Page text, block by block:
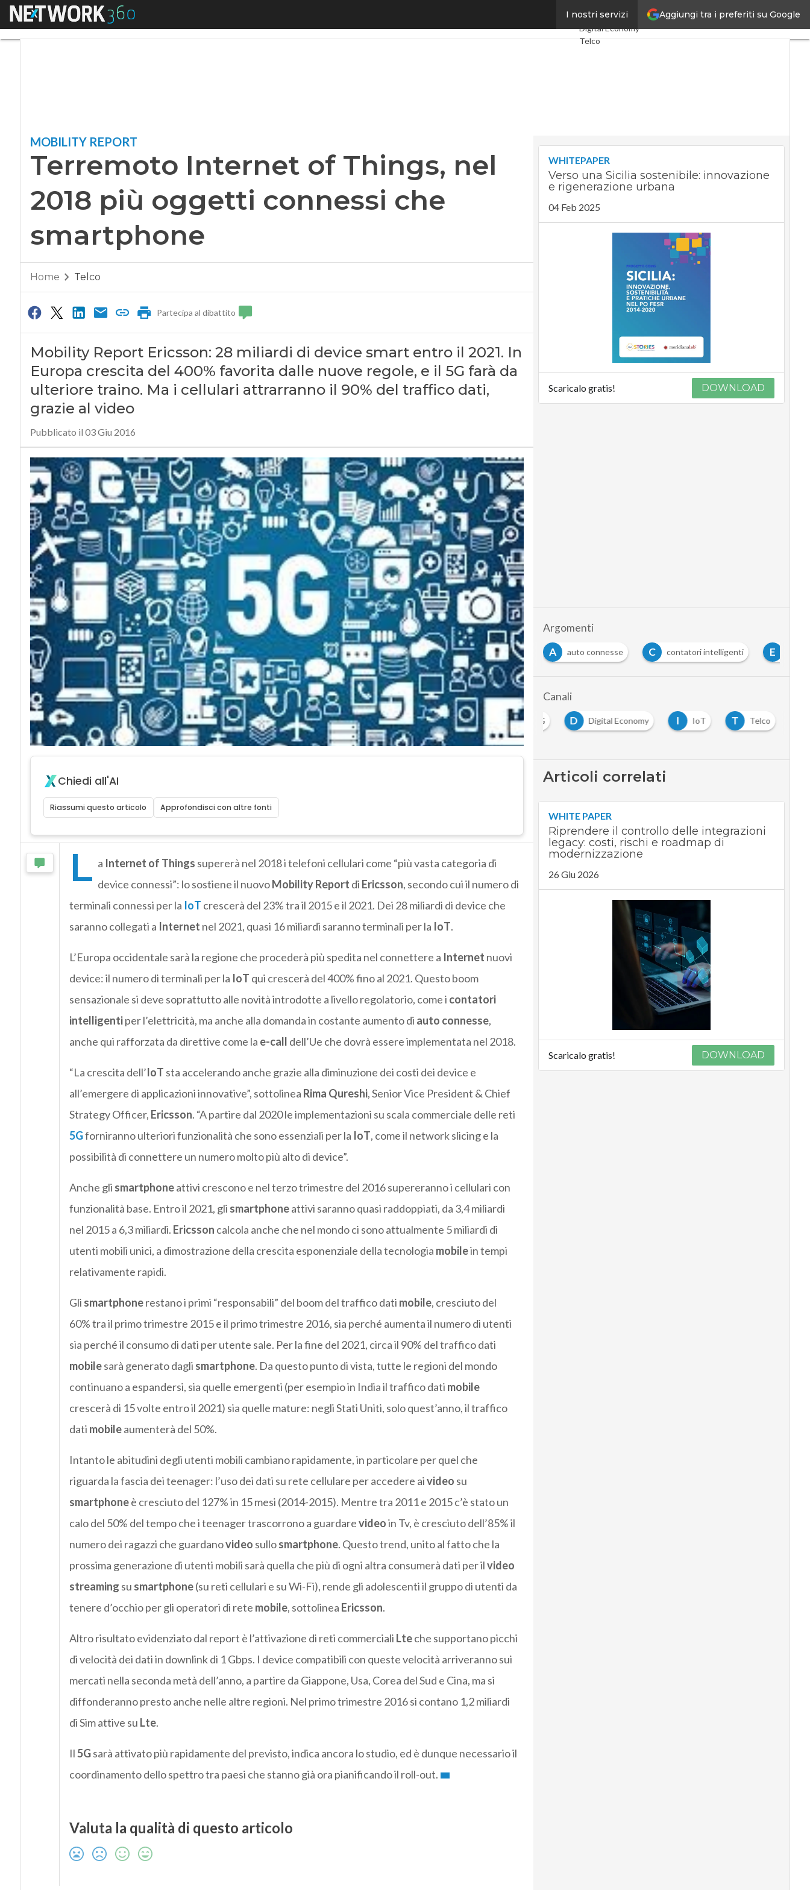
Aggiungi tra i preferiti su Google
I nostri servizi
Menu Terremoto Internet of Things, nel 2018 più oggetti connessi che smartphoneUltimi articoli
Digital Economy
Telco
Podcast
MOBILITY REPORT
Terremoto Internet of Things, nel
2018 più oggetti connessi che
smartphone
Home Telco
Partecipa al dibattito
Mobility Report Ericsson: 28 miliardi di device smart entro il 2021. In
Europa crescita del 400% favorita dalle nuove regole, e il 5G farà da
ulteriore traino. Ma i cellulari attrarranno il 90% del traffico dati,
grazie al video
Pubblicato il 03 Giu 2016
Chiedi all'AI
Riassumi questo articolo Approfondisci con altre fonti
L a Internet of Things supererà nel 2018 i telefoni cellulari come “più vasta categoria di
device connessi”: lo sostiene il nuovoMobility Report di Ericsson, secondo cui il numero di
terminali connessi per la IoT crescerà del 23% tra il 2015 e il 2021. Dei 28 miliardi di device che
saranno collegati a Internet nel 2021, quasi 16 miliardi saranno terminali per la IoT.
L’Europa occidentale sarà la regione che procederà più spedita nel connettere a Internet nuovi
device: il numero di terminali per la IoT qui crescerà del 400% fino al 2021. Questo boom
sensazionale si deve soprattutto alle novità introdotte a livello regolatorio, come i contatori
intelligentiper l’elettricità, ma anche alla domanda in costante aumento di auto connesse,
anche qui rafforzata da direttive come la e-call dell’Ue che dovrà essere implementata nel 2018.
“La crescita dell’IoT sta accelerando anche grazie alla diminuzione dei costi dei device e
all’emergere di applicazioni innovative”, sottolinea Rima Qureshi, Senior Vice President & Chief
Strategy Officer, Ericsson. “A partire dal 2020 le implementazioni su scala commerciale delle reti
5Gforniranno ulteriori funzionalità che sono essenziali per la IoT, come il network slicing e la
possibilità di connettere un numero molto più alto di device”.
Anche gli smartphoneattivi crescono e nel terzo trimestre del 2016 supereranno i cellulari con
funzionalità base. Entro il 2021, gli smartphoneattivi saranno quasi raddoppiati, da 3,4 miliardi
nel 2015 a 6,3 miliardi. Ericsson calcola anche che nel mondo ci sono attualmente 5 miliardi di
utenti mobili unici, a dimostrazione della crescita esponenziale della tecnologia mobilein tempi
relativamente rapidi.
Gli smartphonerestano i primi “responsabili” del boom del traffico dati mobile, cresciuto del
60% tra il primo trimestre 2015 e il primo trimestre 2016, sia perché aumenta il numero di utenti
sia perché il consumo di dati per utente sale. Per la fine del 2021, circa il 90% del traffico dati
mobilesarà generato dagli smartphone. Da questo punto di vista, tutte le regioni del mondo
continuano a espandersi, sia quelle emergenti (per esempio in India il traffico dati mobile
crescerà di 15 volte entro il 2021) sia quelle mature: negli Stati Uniti, solo quest’anno, il traffico
dati mobileaumenterà del 50%.
Intanto le abitudini degli utenti mobili cambiano rapidamente, in particolare per quel che
riguarda la fascia dei teenager: l’uso dei dati su rete cellulare per accedere aivideo su
smartphoneè cresciuto del 127% in 15 mesi (2014-2015). Mentre tra 2011 e 2015 c’è stato un
calo del 50% del tempo che i teenager trascorrono a guardarevideoin Tv, è cresciuto dell’85% il
numero dei ragazzi che guardanovideo sullosmartphone. Questo trend, unito al fatto che la
prossima generazione di utenti mobili sarà quella che più di ogni altra consumerà dati per ilvideo
streaming su smartphone(su reti cellulari e su Wi-Fi), rende gli adolescenti il gruppo di utenti da
tenere d’occhio per gli operatori di rete mobile, sottolinea Ericsson.
Altro risultato evidenziato dal report è l’attivazione di reti commerciali Lteche supportano picchi
di velocità dei dati in downlink di 1 Gbps. I device compatibili con queste velocità arriveranno sui
mercati nella seconda metà dell’anno, a partire da Giappone, Usa, Corea del Sud e Cina, ma si
diffonderanno presto anche nelle altre regioni. Nel primo trimestre 2016 si contano 1,2 miliardi
di Sim attive su Lte.
Il5Gsarà attivato più rapidamente del previsto, indica ancora lo studio, ed è dunque necessario il
coordinamento dello spettro tra paesi che stanno già ora pianificando il roll-out.
Valuta la qualità di questo articolo
WHITEPAPER
Verso una Sicilia sostenibile: innovazione
e rigenerazione urbana
04 Feb 2025
Scaricalo gratis! DOWNLOAD
Argomenti
5
5g A auto connesse C contatori intelligenti E
Canali
5
5G D Digital Economy I IoT T Telco
Articoli correlati
WHITE PAPER
Riprendere il controllo delle integrazioni
legacy: costi, rischi e roadmap di
modernizzazione
26 Giu 2026
Scaricalo gratis! DOWNLOAD